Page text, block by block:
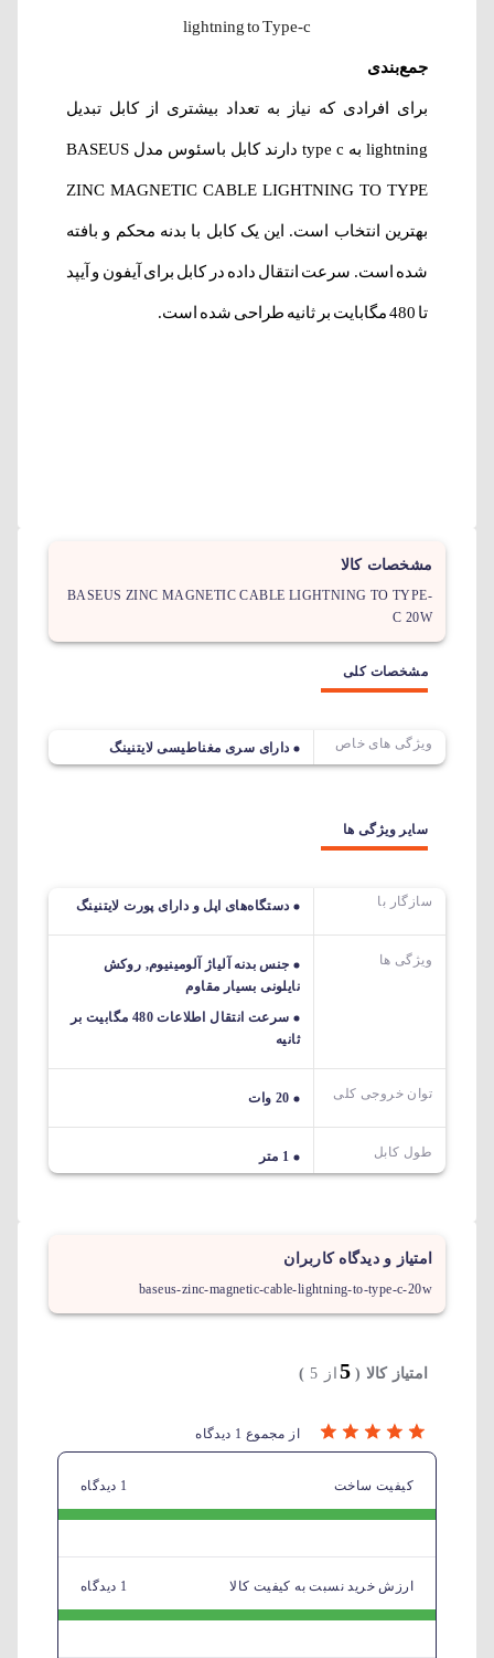
lightning to Type-c
جمع‌بندی
برای افرادی که نیاز به تعداد بیشتری از کابل تبدیل
lightning به type c دارند کابل باسئوس مدل BASEUS
ZINC MAGNETIC CABLE LIGHTNING TO TYPE
بهترین انتخاب است. این یک کابل با بدنه محکم و بافته
شده است. سرعت انتقال داده در کابل برای آیفون و آیپد
تا 480 مگابایت بر ثانیه طراحی شده است.
مشخصات کالا
BASEUS ZINC MAGNETIC CABLE LIGHTNING TO TYPE-
C 20W
مشخصات کلی
ویژگی های خاص دارای سری مغناطیسی لایتنینگ
سایر ویژگی ها
سازگار با دستگاه‌های اپل و دارای پورت لایتنینگ
ویژگی ها
جنس بدنه آلیاژ آلومینیوم, روکش
نایلونی بسیار مقاوم
سرعت انتقال اطلاعات 480 مگابیت بر
ثانیه
توان خروجی کلی 20 وات
طول کابل 1 متر
امتیاز و دیدگاه کاربران
baseus-zinc-magnetic-cable-lightning-to-type-c-20w
امتیاز کالا (5 از 5 )
از مجموع 1 دیدگاه
کیفیت ساخت 1 دیدگاه
ارزش خرید نسبت به کیفیت کالا 1 دیدگاه